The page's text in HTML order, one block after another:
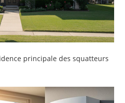
principale des squatteurs